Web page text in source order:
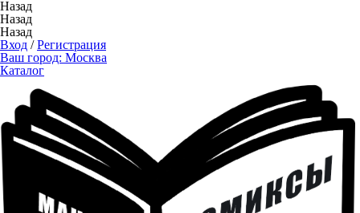
Назад
Назад
Назад
Вход /Регистрация
Ваш город: Москва
Каталог